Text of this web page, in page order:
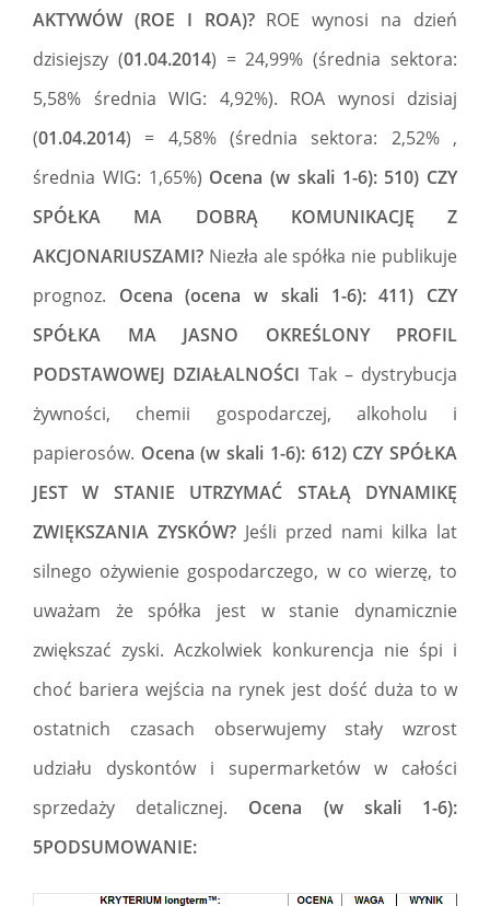
AKTYWÓW (ROE I ROA)?ROE wynosi na dzień
dzisiejszy (01.04.2014) = 24,99% (średnia sektora:
5,58% średnia WIG: 4,92%). ROA wynosi dzisiaj
(01.04.2014) = 4,58% (średnia sektora: 2,52% ,
średnia WIG: 1,65%) Ocena (w skali 1-6): 510) CZY
SPÓŁKA MA DOBRĄ KOMUNIKACJĘ Z
AKCJONARIUSZAMI? Niezła ale spółka nie publikuje
prognoz. Ocena (ocena w skali 1-6): 411) CZY
SPÓŁKA MA JASNO OKREŚLONY PROFIL
PODSTAWOWEJ DZIAŁALNOŚCI Tak – dystrybucja
żywności, chemii gospodarczej, alkoholu i
papierosów. Ocena (w skali 1-6): 612) CZY SPÓŁKA
JEST W STANIE UTRZYMAĆ STAŁĄ DYNAMIKĘ
ZWIĘKSZANIA ZYSKÓW? Jeśli przed nami kilka lat
silnego ożywienie gospodarczego, w co wierzę, to
uważam że spółka jest w stanie dynamicznie
zwiększać zyski. Aczkolwiek konkurencja nie śpi i
choć bariera wejścia na rynek jest dość duża to w
ostatnich czasach obserwujemy stały wzrost
udziału dyskontów i supermarketów w całości
sprzedaży detalicznej. Ocena (w skali 1-6):
5PODSUMOWANIE: